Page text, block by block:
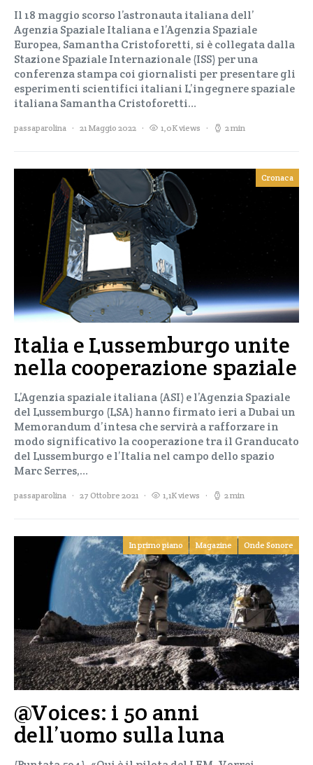
Il 18 maggio scorso l’astronauta italiana dell’
Agenzia Spaziale Italiana e l’Agenzia Spaziale
Europea, Samantha Cristoforetti, si è collegata dalla
Stazione Spaziale Internazionale (ISS) per una
conferenza stampa coi giornalisti per presentare gli
esperimenti scientifici italiani L’ingegnere spaziale
italiana Samantha Cristoforetti…
passaparolina 21 Maggio 2022 1,0K views 2 min
Cronaca
Italia e Lussemburgo unite
nella cooperazione spaziale
L’Agenzia spaziale italiana (ASI) e l’Agenzia Spaziale
del Lussemburgo (LSA) hanno firmato ieri a Dubai un
Memorandum d’intesa che servirà a rafforzare in
modo significativo la cooperazione tra il Granducato
del Lussemburgo e l’Italia nel campo dello spazio
Marc Serres,…
passaparolina 27 Ottobre 2021 1,1K views 2 min
In primo piano Magazine Onde Sonore
@Voices: i 50 anni
dell’uomo sulla luna